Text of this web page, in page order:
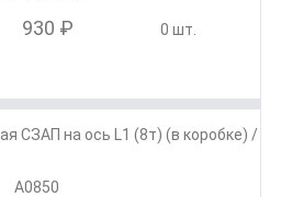
930 ₽ 0 шт.
СЗАП на ось L1 (8т) (в коробке) /
А0850